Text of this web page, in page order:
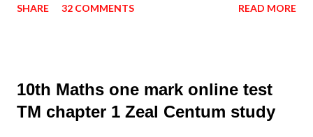
SHARE 32 COMMENTS READ MORE
10th Maths one mark online test
TM chapter 1 Zeal Centum study